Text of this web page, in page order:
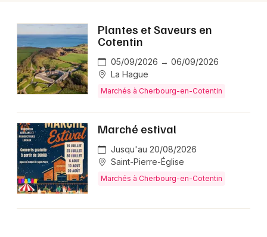
Plantes et Saveurs en
Cotentin
05/09/2026 → 06/09/2026
La Hague
Marchés à Cherbourg-en-Cotentin
Marché estival
Jusqu'au 20/08/2026
Saint-Pierre-Église
Marchés à Cherbourg-en-Cotentin